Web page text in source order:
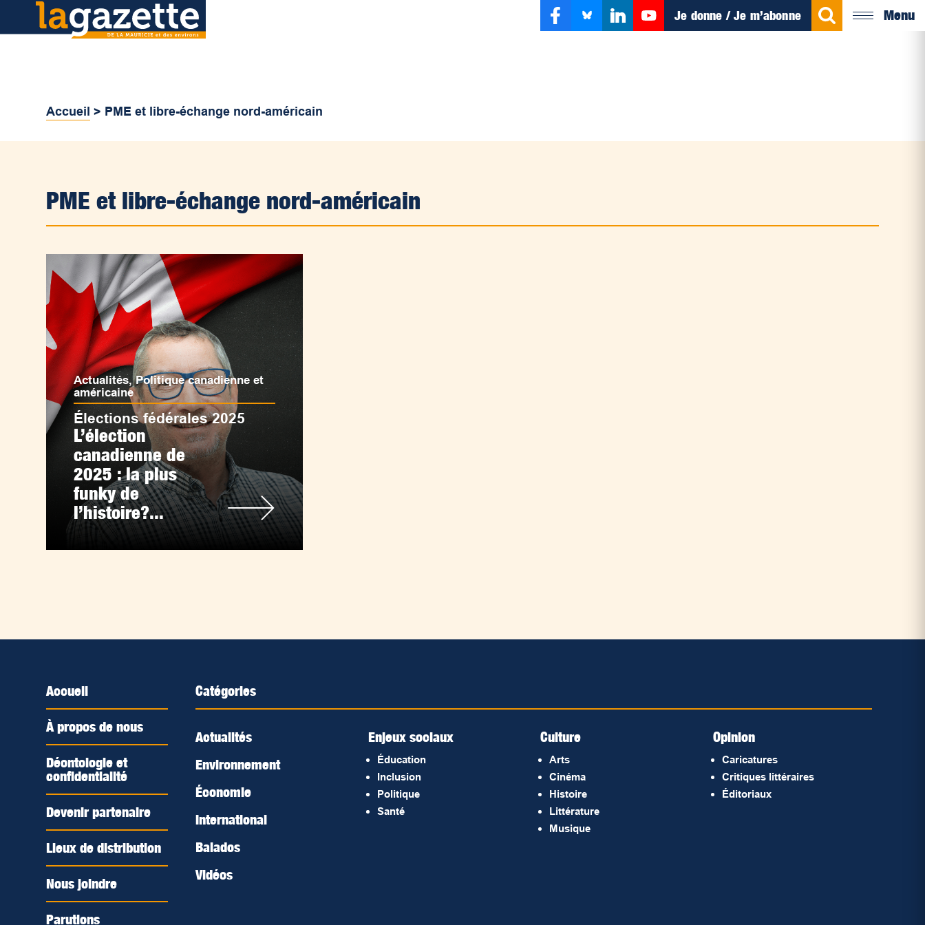
Je donne / Je m’abonne Menu
Accueil > PME et libre-échange nord-américain
PME et libre-échange nord-américain
Actualités,Politique canadienne et
américaine
Élections fédérales 2025
L’élection
canadienne de
2025 : la plus
funky de
l’histoire?...
Accueil
À propos de nous
Déontologie et
confidentialité
Devenir partenaire
Lieux de distribution
Nous joindre
Parutions
Catégories
Actualités
Environnement
Économie
International
Balados
Vidéos
Enjeux sociaux
Éducation
Inclusion
Politique
Santé
Culture
Arts
Cinéma
Histoire
Littérature
Musique
Opinion
Caricatures
Critiques littéraires
Éditoriaux